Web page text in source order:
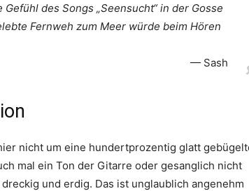
des Songs „Seensucht“ in der Gosse
Fernweh zum Meer würde beim Hören
Sash
nicht um eine hundertprozentig glatt
mal ein Ton der Gitarre oder gesanglich nicht
und erdig. Das ist unglaublich angenehm